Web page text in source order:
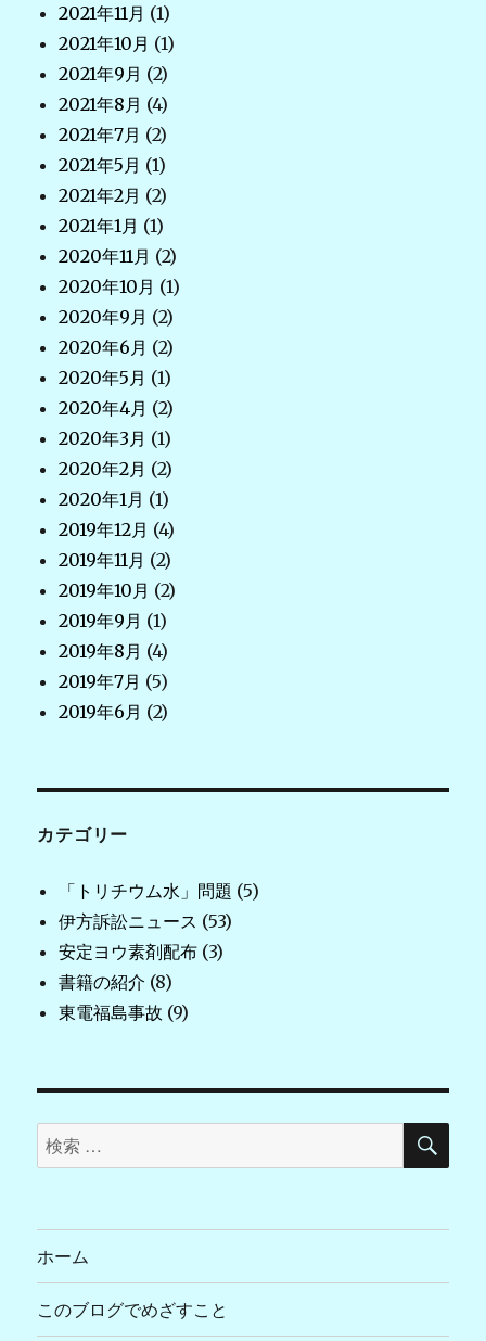
2021年11月 (1)
2021年10月 (1)
2021年9月 (2)
2021年8月 (4)
2021年7月 (2)
2021年5月 (1)
2021年2月 (2)
2021年1月 (1)
2020年11月 (2)
2020年10月 (1)
2020年9月 (2)
2020年6月 (2)
2020年5月 (1)
2020年4月 (2)
2020年3月 (1)
2020年2月 (2)
2020年1月 (1)
2019年12月 (4)
2019年11月 (2)
2019年10月 (2)
2019年9月 (1)
2019年8月 (4)
2019年7月 (5)
2019年6月 (2)
カテゴリー
「トリチウム水」問題 (5)
伊方訴訟ニュース (53)
安定ヨウ素剤配布 (3)
書籍の紹介 (8)
東電福島事故 (9)
検
索
象:
検
ホーム
このブログでめざすこと